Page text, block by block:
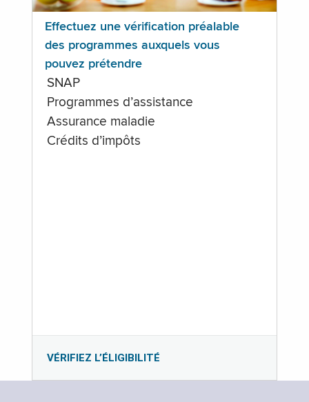
Effectuez une vérification préalable
des programmes auxquels vous
pouvez prétendre
SNAP
Programmes d’assistance
Assurance maladie
Crédits d’impôts
VÉRIFIEZ L’ÉLIGIBILITÉ